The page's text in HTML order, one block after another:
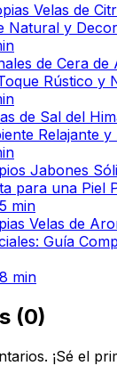
Velas de
Natural y
de Cera
Rústico y
de Sal del
Relajante
Jabones
para una Piel
min
Velas de
Guía
min
(0)
¡Sé el